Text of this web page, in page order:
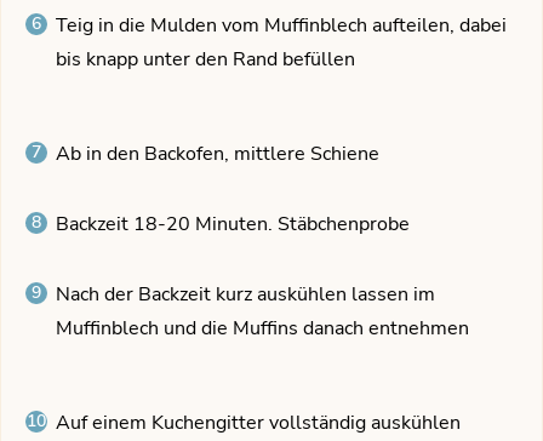
Teig in die Mulden vom Muffinblech aufteilen, dabei
bis knapp unter den Rand befüllen
Ab in den Backofen, mittlere Schiene
Backzeit 18-20 Minuten. Stäbchenprobe
Nach der Backzeit kurz auskühlen lassen im
Muffinblech und die Muffins danach entnehmen
Auf einem Kuchengitter vollständig auskühlen